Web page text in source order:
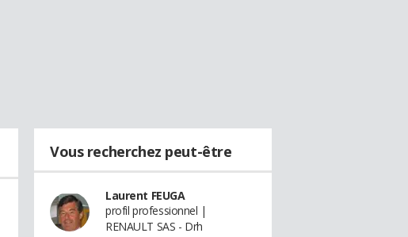
Vous recherchez peut-être
Laurent FEUGA
profil professionnel |
RENAULT SAS - Drh